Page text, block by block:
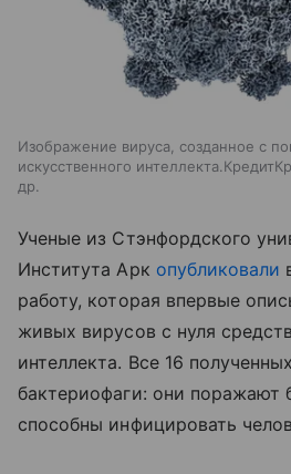
Изображение вируса, созданное с
искусственного
др.
Ученые из Стэнфордского
Института Арк опубликовали
работу, которая впервые
живых вирусов с нуля
интеллекта. Все 16
бактериофаги: они поражают
способны инфицировать